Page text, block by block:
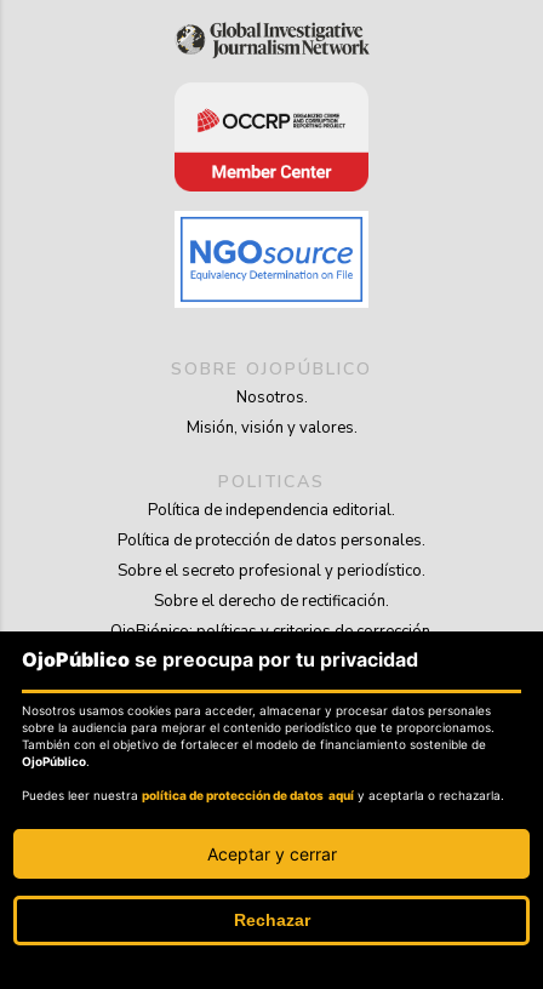
SOBRE OJOPÚBLICO
Nosotros.
Misión, visión y valores.
POLITICAS
Política de independencia editorial.
Política de protección de datos personales.
Sobre el secreto profesional y periodístico.
Sobre el derecho de rectificación.
OjoBiónico: políticas y criterios de corrección.
Sobre libertad de información frente a pedidos de retiro de contenidos.
SOSTENIBILIDAD
La Tienda de OjoPúblico.
OjoLab.
OjoPúblico se preocupa por tu privacidad
Nosotros usamos cookies para acceder, almacenar y procesar datos personales
sobre la audiencia para mejorar el contenido periodístico que te proporcionamos.
También con el objetivo de fortalecer el modelo de financiamiento sostenible de
OjoPúblico.
Puedes leer nuestrapolítica de protección de datos aquí y aceptarla o rechazarla.
Aceptar y cerrar
Rechazar